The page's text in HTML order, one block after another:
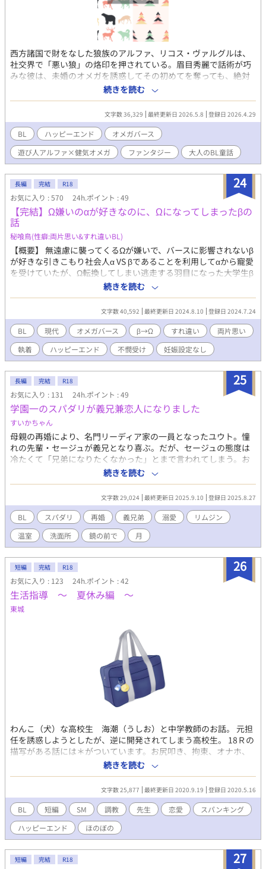
西方諸国で財をなした狼族のアルファ、リコス・ヴァルグルは、
社交界で「悪い狼」の烙印を押されている。眉目秀麗で話術が巧
みな彼は、未婚のオメガを誘惑してその初めてを奪っても、絶対
につがいのしるしである噛み痕を残さなかったからだ。ところが
どれだけ悪い狼と呼ばれても、裕福で魅力的なリコスに惹かれる
オメガは絶えることがなかった。 破産の危機に陥っていたマリウ
ス家の夫人は、そんなリコスにオメガの息子たち――ポルチェ、
アルバ、ノアリス――からひとりを嫁がせるために策略を試みる
が……。 「三匹のこぶた」を元ネタにした大人のBL童話です。深
く考えずにお読みください。 オメガバース設定、遊び人アルファ
×健気オメガ ハッピーエンド
続きを読む
文字数 36,329 最終更新日 2026.5.8 登録日 2026.4.29
BL ハッピーエンド
オメガバース
遊び人アルファ×健気オメガ
ファンタジー 大人のBL童話
24
長編 完結 R18
お気に入り : 570 24h.ポイント : 49
【完結】Ω嫌いのαが好きなのに、Ωになってしまったβの
話
秘喰鳥(性癖:両片思い&すれ違いBL)
【概要】 無遠慮に襲ってくるΩが嫌いで、バースに影響されないβ
が好きな引きこもり社会人α VS βであることを利用してαから寵愛
を受けていたが、Ω転換してしまい逃走する羽目になった大学生β
＼ファイ！／ ■作品傾向：ハピエン確約のすれ違い＆両片思い ■
性癖：現代オメガバースBL×友達以上、恋人未満×攻めからの逃
走 βであることを利用して好きな人に近づいていた受けが、Ωに転
換してしまい奔走する現代オメガバースBLです。 【詳しいあらす
じ】 Ωのフェロモンに当てられて発情期を引き起こし、苦しんで
いたαである籠理を救ったβの狭間。 籠理に気に入られた彼は、並
み居るΩを尻目に囲われて恋人のような日々を過ごす。 だがその
立場はαを誘惑しないβだから与えられていて、無条件に愛されて
いるわけではなかった。 それを自覚しているからこそ引き際を考
えながら生きていたが、ある日βにはない発情期に襲われる。 αを
引き付ける発情期を引き起こしたことにより、狭間は自身がΩに
なり始めていることを理解した。 幸い完全なΩには至ってはいな
かったが、Ω嫌いである籠理の側にはいられない。 狭間はβに戻る
為に奔走するが、やがて非合法な道へと足を踏み外していく
――。
続きを読む
文字数 40,592 最終更新日 2024.8.10 登録日 2024.7.24
BL 現代 オメガバース β→Ω すれ違い
両片思い
執着
ハッピーエンド 不憫受け 妊娠設定なし
25
長編 完結 R18
お気に入り : 131 24h.ポイント : 49
学園一のスパダリが義兄兼恋人になりました
すいかちゃん
母親の再婚により、名門リーディア家の一員となったユウト。憧
れの先輩・セージュが義兄となり喜ぶ。だが、セージュの態度は
冷たくて「兄弟になりたくなかった」とまで言われてしまう。お
まけに、そんなセージュの部屋で暮らす事になり…。 第二話「兄
と呼べない理由」 セージュがなぜユウトに冷たい態度をとるのか
がここで明かされます。 第三話「恋人として」は、9月1日(月)の
更新となります。 躊躇いながらもセージュの恋人になったユウ
ト。触れられたりキスされるとドキドキしてしまい…。 そして、
セージュはユウトに恋をした日を回想します。 第四話「誘惑」 セ
ージュと親しいセシリアという少女の存在がユウトの心をざわつ
かせます。 愛される自信が持てないユウトを、セージュは洗面所
で…。 第五話「月夜の口づけ」 セレストア祭の夜。ユウトはある
人物からセージュとの恋を反対され…という話です。
続きを読む
文字数 29,024 最終更新日 2025.9.10 登録日 2025.8.27
BL スパダリ 再婚 義兄弟 溺愛
リムジン
温室
洗面所 鏡の前で 月
26
短編 完結 R18
お気に入り : 123 24h.ポイント : 42
生活指導 ～ 夏休み編 ～
東城
わんこ（犬）な高校生 海潮（うしお）と中学教師のお話。 元担
任を誘惑しようとしたが、逆に開発されてしまう高校生。 18Ｒの
描写がある話には＊がついています。お尻叩き、拘束、オナホ、
本番などありですが、明るめの愛のある短編です。 後半になるほ
ど、１８Ｒの話が多くなります。 美形英語教師X先生大好き男子
続きを読む
文字数 25,877 最終更新日 2020.9.19 登録日 2020.5.16
BL 短編 SM 調教 先生 恋愛
スパンキング
ハッピーエンド
ほのぼの
27
短編 完結 R18